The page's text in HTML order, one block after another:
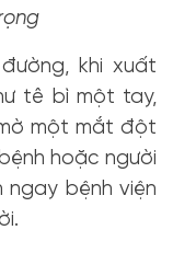
khi xuất
tê bì một tay,
một mắt đột
hoặc người
bệnh viện